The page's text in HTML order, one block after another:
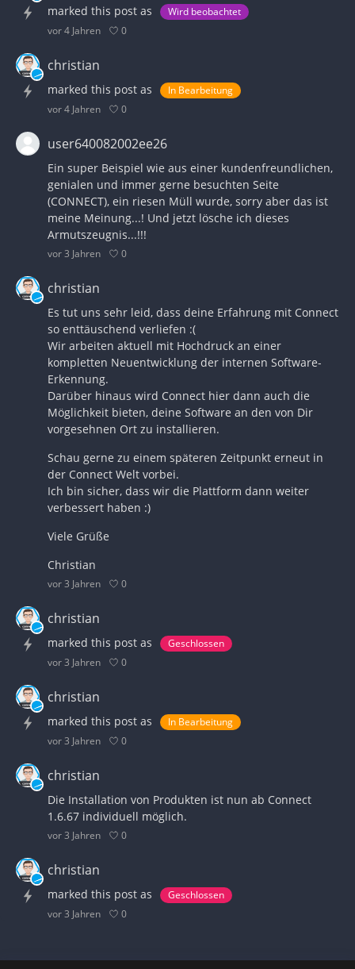
marked this post as
Wird beobachtet
vor 4 Jahren
0
christian
marked this post as
In Bearbeitung
vor 4 Jahren
0
user640082002ee26
Ein super Beispiel wie aus einer kundenfreundlichen,
genialen und immer gerne besuchten Seite
(CONNECT), ein riesen Müll wurde, sorry aber das ist
meine Meinung...! Und jetzt lösche ich dieses
Armutszeugnis...!!!
vor 3 Jahren 0
christian
Es tut uns sehr leid, dass deine Erfahrung mit Connect
so enttäuschend verliefen :(
Wir arbeiten aktuell mit Hochdruck an einer
kompletten Neuentwicklung der internen Software-
Erkennung.
Darüber hinaus wird Connect hier dann auch die
Möglichkeit bieten, deine Software an den von Dir
vorgesehnen Ort zu installieren.
Schau gerne zu einem späteren Zeitpunkt erneut in
der Connect Welt vorbei.
Ich bin sicher, dass wir die Plattform dann weiter
verbessert haben :)
Viele Grüße
Christian
vor 3 Jahren 0
christian
marked this post as
Geschlossen
vor 3 Jahren
0
christian
marked this post as
In Bearbeitung
vor 3 Jahren
0
christian
Die Installation von Produkten ist nun ab Connect
1.6.67 individuell möglich.
vor 3 Jahren 0
christian
marked this post as
Geschlossen
vor 3 Jahren
0